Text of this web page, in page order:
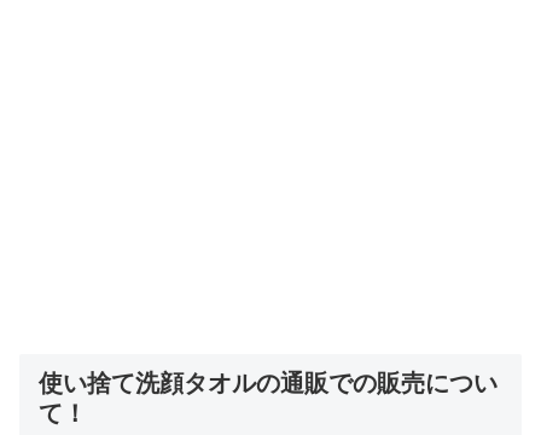
使い捨て洗顔タオルの通販での販売につい
て！